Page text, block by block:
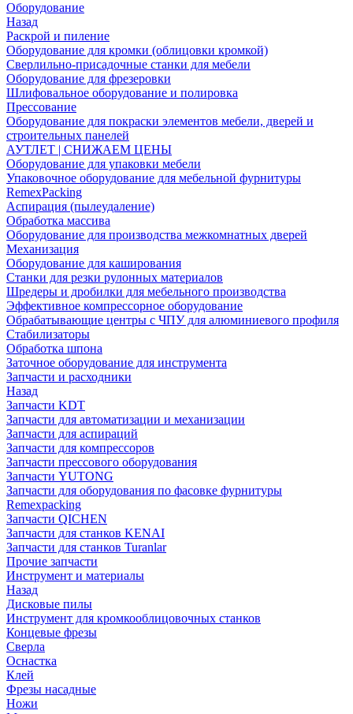
Оборудование
Назад
Раскрой и пиление
Оборудование для кромки (облицовки кромкой)
Сверлильно-присадочные станки для мебели
Оборудование для фрезеровки
Шлифовальное оборудование и полировка
Прессование
Оборудование для покраски элементов мебели, дверей и
строительных панелей
АУТЛЕТ | СНИЖАЕМ ЦЕНЫ
Оборудование для упаковки мебели
Упаковочное оборудование для мебельной фурнитуры
RemexPacking
Аспирация (пылеудаление)
Обработка массива
Оборудование для производства межкомнатных дверей
Механизация
Оборудование для каширования
Станки для резки рулонных материалов
Шредеры и дробилки для мебельного производства
Эффективное компрессорное оборудование
Обрабатывающие центры с ЧПУ для алюминиевого профиля
Стабилизаторы
Обработка шпона
Заточное оборудование для инструмента
Запчасти и расходники
Назад
Запчасти KDT
Запчасти для автоматизации и механизации
Запчасти для аспираций
Запчасти для компрессоров
Запчасти прессового оборудования
Запчасти YUTONG
Запчасти для оборудования по фасовке фурнитуры
Remexpacking
Запчасти QICHEN
Запчасти для станков KENAI
Запчасти для станков Turanlar
Прочие запчасти
Инструмент и материалы
Назад
Дисковые пилы
Инструмент для кромкооблицовочных станков
Концевые фрезы
Сверла
Оснастка
Клей
Фрезы насадные
Ножи